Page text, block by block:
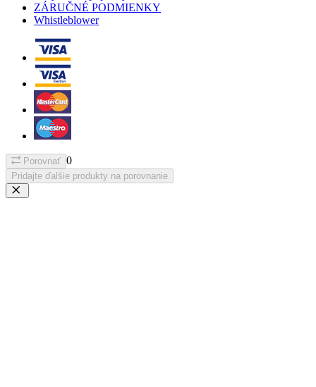
ZÁRUČNÉ PODMIENKY
Whistleblower
Porovnať 0
Pridajte ďalšie produkty na porovnanie